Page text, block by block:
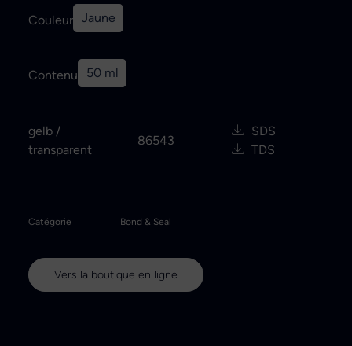
Couleur Jaune
Contenu 50 ml
gelb /
transparent
86543
SDS
TDS
Catégorie Bond & Seal
Vers la boutique en ligne